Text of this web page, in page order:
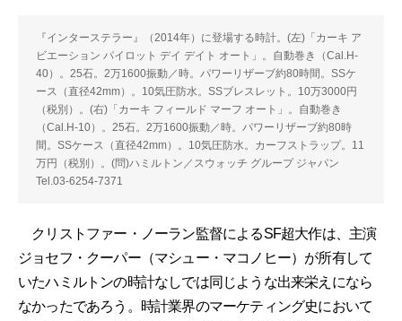
『インターステラー』（2014年）に登場する時計。(左)「カーキ ア
ビエーション パイロット デイ デイト オート」。自動巻き（Cal.H-
40）。25石。2万1600振動／時。パワーリザーブ約80時間。SSケ
ース（直径42mm）。10気圧防水。SSブレスレット。10万3000円
（税別）。(右)「カーキ フィールド マーフ オート」。自動巻き
（Cal.H-10）。25石。2万1600振動／時。パワーリザーブ約80時
間。SSケース（直径42mm）。10気圧防水。カーフストラップ。11
万円（税別）。(問)ハミルトン／スウォッチ グループ ジャパン
Tel.03-6254-7371
クリストファー・ノーラン監督によるSF超大作は、主演
ジョセフ・クーパー（マシュー・マコノヒー）が所有して
いたハミルトンの時計なしでは同じような出来栄えになら
なかったであろう。時計業界のマーケティング史において